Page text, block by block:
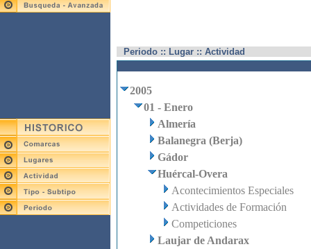
Periodo :: Lugar :: Actividad
2005
01 - Enero
Almería
Balanegra (Berja)
Gádor
Huércal-Overa
Acontecimientos Especiales
Actividades de Formación
Competiciones
Laujar de Andarax